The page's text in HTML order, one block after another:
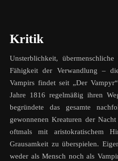
Kritik
Unsterblichkeit,
Fähigkeit der Verwandlung –
Vampirs findet seit „Der
Jahre 1816 regelmäßig ihren
begründete das gesamte
gewonnenen Kreaturen der
oftmals mit aristokratischem
Grausamkeit zu überspielen.
weder als Mensch noch als